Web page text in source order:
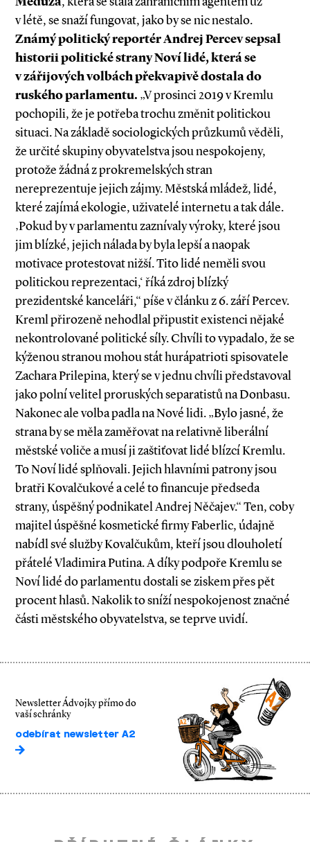
v létě, se snaží fungovat, jako by se nic nestalo.
Známý politický reportér Andrej Percev sepsal
historii politické strany Noví lidé, která se
v zářijových volbách překvapivě dostala do
ruského parlamentu. „V prosinci 2019 v Kremlu
pochopili, že je potřeba trochu změnit politickou
situaci. Na základě sociologických průzkumů věděli,
že určité skupiny obyvatelstva jsou nespokojeny,
protože žádná z prokremelských stran
nereprezentuje jejich zájmy. Městská mládež, lidé,
které zajímá ekologie, uživatelé internetu a tak dále.
‚Pokud by v parlamentu zaznívaly výroky, které jsou
jim blízké, jejich nálada by byla lepší a naopak
motivace protestovat nižší. Tito lidé neměli svou
politickou reprezentaci,‘ říká zdroj blízký
prezidentské kanceláři,“ píše v článku z 6. září Percev.
Kreml přirozeně nehodlal připustit existenci nějaké
nekontrolované politické síly. Chvíli to vypadalo, že se
kýženou stranou mohou stát hurápatrioti spisovatele
Zachara Prilepina, který se v jednu chvíli představoval
jako polní velitel proruských separatistů na Donbasu.
Nakonec ale volba padla na Nové lidi. „Bylo jasné, že
strana by se měla zaměřovat na relativně liberální
městské voliče a musí ji zaštiťovat lidé blízcí Kremlu.
To Noví lidé splňovali. Jejich hlavními patrony jsou
bratři Kovalčukové a celé to financuje předseda
strany, úspěšný podnikatel Andrej Něčajev.“ Ten, coby
majitel úspěšné kosmetické firmy Faberlic, údajně
nabídl své služby Kovalčukům, kteří jsou dlouholetí
přátelé Vladimira Putina. A díky podpoře Kremlu se
Noví lidé do parlamentu dostali se ziskem přes pět
procent hlasů. Nakolik to sníží nespokojenost značné
části městského obyvatelstva, se teprve uvidí.
Newsletter Ádvojky přímo do
vaší schránky
odebírat newsletter A2